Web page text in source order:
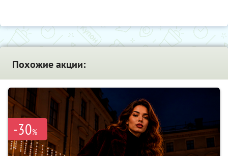
Похожие акции:
-30%